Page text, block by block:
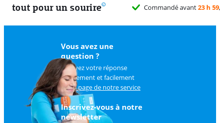
tout pour un sourire 11
Vous avez une
question ?
Trouvez votre réponse
rapidement et facilement
surla page de notre service
client.
Inscrivez-vous à notre
newsletter